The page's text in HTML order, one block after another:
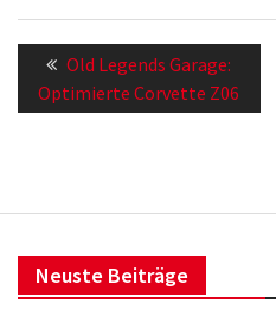
Previous
post:
Old Legends Garage:
Optimierte Corvette Z06
Neuste Beiträge